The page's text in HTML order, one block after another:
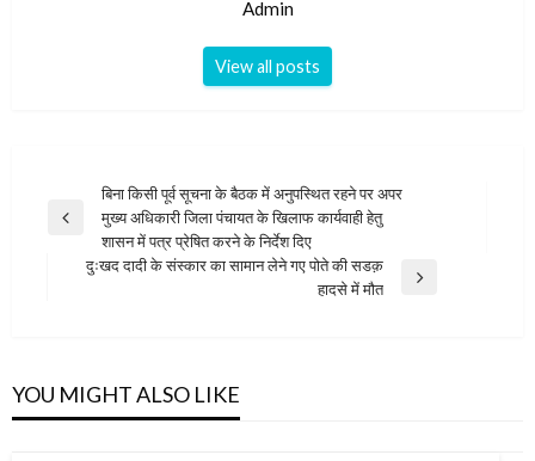
Admin
View all posts
navigation
Previous
बिना किसी पूर्व सूचना के बैठक में अनुपस्थित रहने पर अपर
मुख्य अधिकारी जिला पंचायत के खिलाफ कार्यवाही हेतु
शासन में पत्र प्रेषित करने के निर्देश दिए
दुःखद दादी के संस्कार का सामान लेने गए पोते की सडक़
हादसे में मौत
YOU MIGHT ALSO LIKE